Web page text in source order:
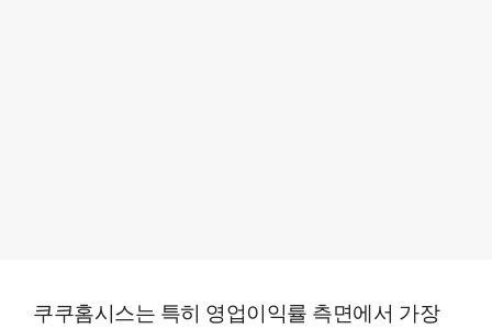
쿠쿠홈시스는 특히 영업이익률 측면에서 가장